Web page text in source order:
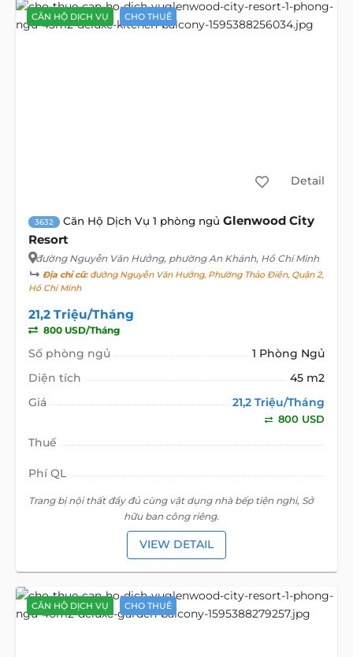
CĂN HỘ DỊCH VỤ CHO THUÊ
Detail
3632 Căn Hộ Dịch Vụ 1 phòng ngủ Glenwood City
Resort
đường Nguyễn Văn Hưởng, phường An Khánh, Hồ Chí Minh
Địa chỉ cũ:đường Nguyễn Văn Hưởng, Phường Thảo Điền, Quận 2,
Hồ Chí Minh
21,2 Triệu/Tháng
800 USD/Tháng
Số phòng ngủ
1 Phòng Ngủ
Diện tích
45 m2
Giá
21,2 Triệu/Tháng
800 USD
Thuế
Phí QL
Trang bị nội thất đầy đủ cùng vật dụng nhà bếp tiện nghi, Sở
hữu ban công riêng.
VIEW DETAIL
CĂN HỘ DỊCH VỤ CHO THUÊ